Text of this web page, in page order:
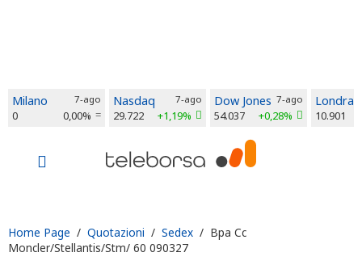
Milano 7-ago
0 0,00%
Nasdaq 7-ago
29.722 +1,19%
Dow Jones 7-ago
54.037 +0,28%
Londra
10.901
Home Page / Quotazioni / Sedex / Bpa Cc
Moncler/Stellantis/Stm/ 60 090327